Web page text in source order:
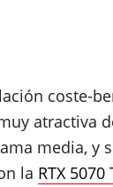
coste-
atractiva
media, y
la RTX